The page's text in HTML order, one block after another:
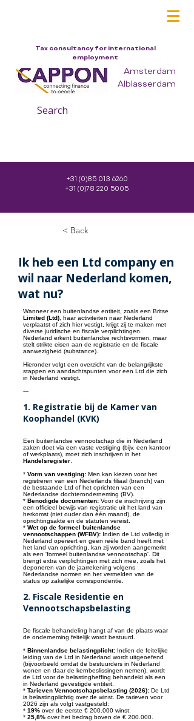
Tax consultancy for international
employment
Amsterdam
Alblasserdam
Search
+31 (0)85 013 6260
+31 (0)78 220 5005
< Back
Ik heb een Ltd company en
wil naar Nederland komen,
wat nu?
Wanneer een buitenlandse entiteit, zoals een Britse
Limited (Ltd) , haar activiteiten naar Nederland
verplaatst of zich hier vestigt, krijgt zij te maken met
diverse juridische en fiscale verplichtingen.
Nederland erkent buitenlandse rechtsvormen, maar
stelt strikte eisen aan de registratie en de fiscale
aanwezigheid (substance).
Hieronder volgt een overzicht van de belangrijkste
stappen en aandachtspunten voor een Ltd die zich
in Nederland vestigt.
---
1. Registratie bij de Kamer van
Koophandel (KVK)
Een buitenlandse vennootschap die in Nederland
zaken doet via een vaste vestiging (bijv. een kantoor
of werkplaats), moet zich inschrijven in het
Handelsregister
* Vorm van vestiging: Men kan kiezen voor het
registreren van een Nederlands filiaal (branch) van
de bestaande Ltd of het oprichten van een
Nederlandse dochteronderneming (BV).
* Benodigde documenten: Voor de inschrijving zijn
een officieel bewijs van registratie uit het land van
herkomst (niet ouder dan één maand), de
oprichtingsakte en de statuten vereist.
* Wet op de formeel buitenlandse
vennootschappen (WFBV): Indien de Ltd volledig in
Nederland opereert en geen reële band heeft met
het land van oprichting, kan zij worden aangemerkt
als een 'formeel buitenlandse vennootschap'. Dit
brengt extra verplichtingen met zich mee, zoals het
deponeren van de jaarrekening volgens
Nederlandse normen en het vermelden van de
status op zakelijke correspondentie.
2. Fiscale Residentie en
Vennootschapsbelasting
De fiscale behandeling hangt af van de plaats waar
de onderneming feitelijk wordt bestuurd.
* Binnenlandse belastingplicht: Indien de feitelijke
leiding van de Ltd in Nederland wordt uitgeoefend
(bijvoorbeeld omdat de bestuurders in Nederland
wonen en daar de kernbeslissingen nemen), wordt
de Ltd voor de belastingheffing behandeld als een
in Nederland gevestigde entiteit.
* Tarieven Vennootschapsbelasting (2026): De Ltd
is belastingplichtig over de winst. De tarieven voor
2026 zijn als volgt vastgesteld:
* 19% over de eerste € 200.000 winst.
* 25,8% over het bedrag boven de € 200.000.